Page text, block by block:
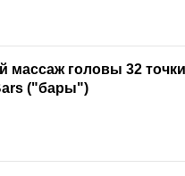
массаж головы 32
("бары")